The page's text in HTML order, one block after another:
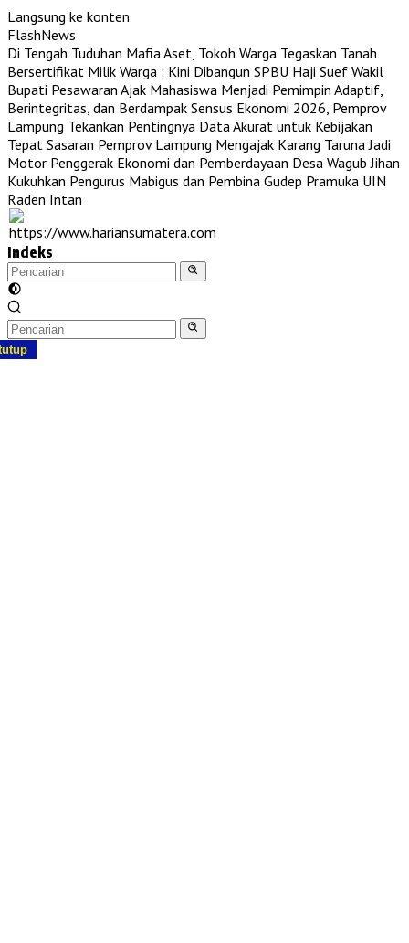
Langsung ke konten
FlashNews
Di Tengah Tuduhan Mafia Aset, Tokoh Warga Tegaskan Tanah
Bersertifikat Milik Warga : Kini Dibangun SPBU Haji Suef Wakil
Bupati Pesawaran Ajak Mahasiswa Menjadi Pemimpin Adaptif,
Berintegritas, dan Berdampak Sensus Ekonomi 2026, Pemprov
Lampung Tekankan Pentingnya Data Akurat untuk Kebijakan
Tepat Sasaran Pemprov Lampung Mengajak Karang Taruna Jadi
Motor Penggerak Ekonomi dan Pemberdayaan Desa Wagub Jihan
Kukuhkan Pengurus Mabigus dan Pembina Gudep Pramuka UIN
Raden Intan
Indeks